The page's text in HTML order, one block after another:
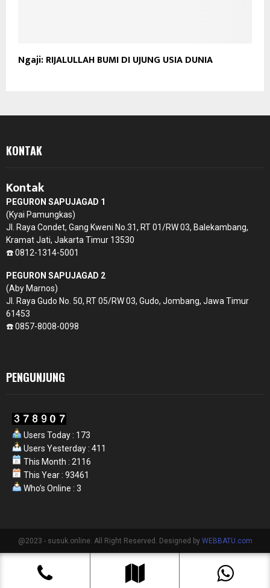
Ngaji: RIJALULLAH BUMI DI UJUNG USIA DUNIA
KONTAK
Kontak
PEGURON SAPUJAGAD 1
(Kyai Pamungkas)
Jl. Raya Condet, Gang Kweni No.31, RT 01/RW 03, Balekambang,
Kramat Jati, Jakarta Timur 13530
☎️ 0812-1314-5001
PEGURON SAPUJAGAD 2
(Aby Marnos)
Jl. Raya Gudo No. 50, RT 05/RW 03, Gudo, Jombang, Jawa Timur
61453
☎️ 0857-8008-0098
PENGUNJUNG
Users Today : 173
Users Yesterday : 411
This Month : 2116
This Year : 93461
Who's Online : 3
@2023 - susuk.online. All Right Reserved. Designed by WEBBATU.com